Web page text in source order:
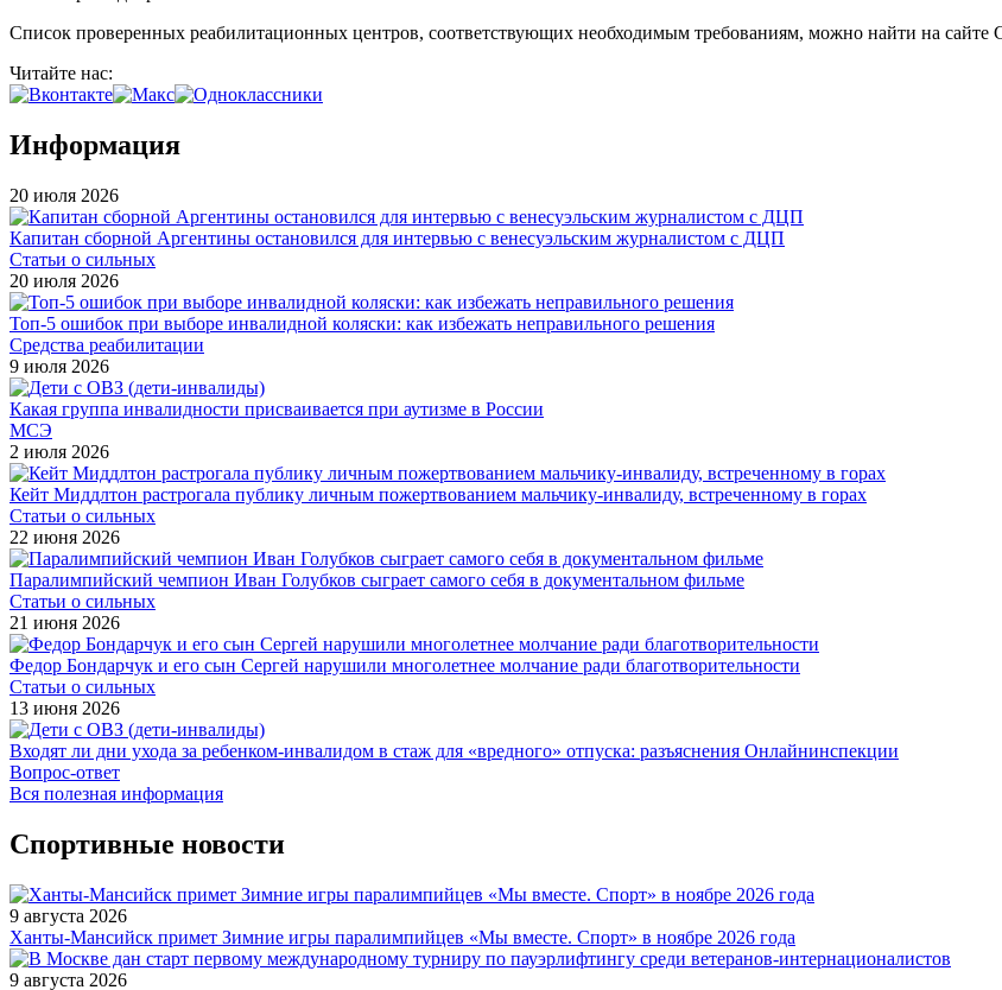
Список проверенных реабилитационных центров, соответствующих необходимым требованиям, можно найти на сайте
Читайте нас:
Информация
20 июля 2026
Капитан сборной Аргентины остановился для интервью с венесуэльским журналистом с ДЦП
Статьи о сильных
20 июля 2026
Топ-5 ошибок при выборе инвалидной коляски: как избежать неправильного решения
Средства реабилитации
9 июля 2026
Какая группа инвалидности присваивается при аутизме в России
МСЭ
2 июля 2026
Кейт Миддлтон растрогала публику личным пожертвованием мальчику-инвалиду, встреченному в горах
Статьи о сильных
22 июня 2026
Паралимпийский чемпион Иван Голубков сыграет самого себя в документальном фильме
Статьи о сильных
21 июня 2026
Федор Бондарчук и его сын Сергей нарушили многолетнее молчание ради благотворительности
Статьи о сильных
13 июня 2026
Входят ли дни ухода за ребенком-инвалидом в стаж для «вредного» отпуска: разъяснения Онлайнинспекции
Вопрос-ответ
Вся полезная информация
Спортивные новости
9 августа 2026
Ханты-Мансийск примет Зимние игры паралимпийцев «Мы вместе. Спорт» в ноябре 2026 года
9 августа 2026